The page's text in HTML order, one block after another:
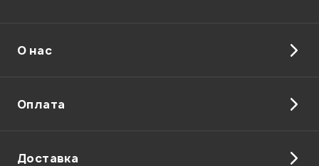
Отправить
О нас
Оплата
Доставка